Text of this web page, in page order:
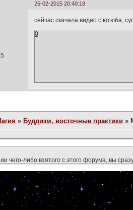
25-02-2015 20:40:18
сейчас скачала видео с ютюба,
0
»Буддизм, восточные практики »
чего-либо взятого с этого форума, вы